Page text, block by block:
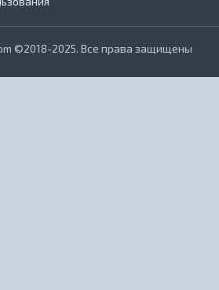
©2018-2025. Все права защищены